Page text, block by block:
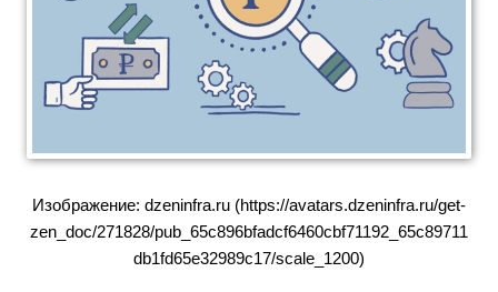
Изображение: dzeninfra.ru (https://avatars.dzeninfra.ru/get-
zen_doc/271828/pub_65c896bfadcf6460cbf71192_65c89711
db1fd65e32989c17/scale_1200)